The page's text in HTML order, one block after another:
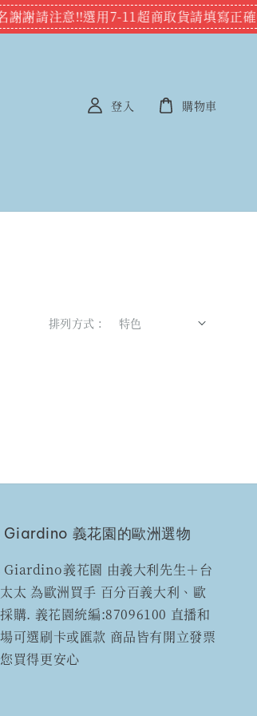
謝謝請注意‼️選用7-11超商取貨請填寫正確
登入 購物車
排列方式 :
Giardino 義花園的歐洲選物
Giardino義花園 由義大利先生＋台
太 為歐洲買手 百分百義大利、歐
購. 義花園統編:87096100 直播和
可選刷卡或匯款 商品皆有開立發票
買得更安心